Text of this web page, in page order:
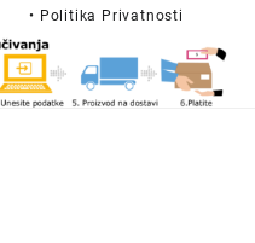
• Politika Privatnosti